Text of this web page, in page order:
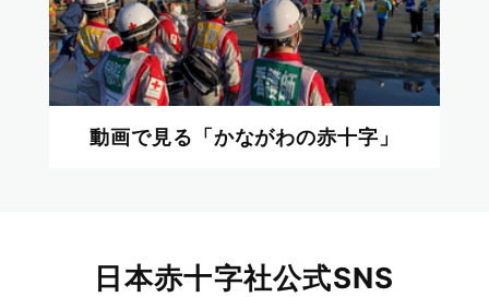
動画で見る「かながわの赤十字」
日本赤十字社公式SNS